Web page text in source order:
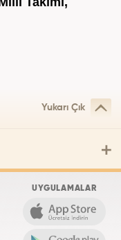
Yukarı Çık
UYGULAMALAR